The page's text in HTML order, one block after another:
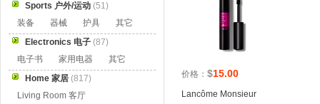
价格： $15.00
Lancôme Monsieur
Sports 户外/运动 (51)
装备
器械 护具
其它
Electronics 电子 (87)
电子书
家用电器
其它
Home 家居 (817)
Living Room 客厅